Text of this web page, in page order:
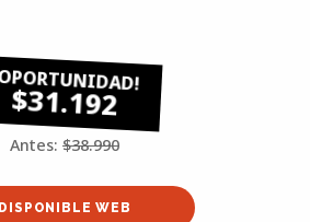
$31.192
Antes: $38.990
DISPONIBLE WEB